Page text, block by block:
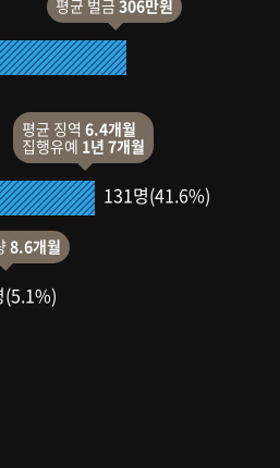
평균 벌금 306만원
평균 징역6.4개월
집행유예 1년 7개월
131명(41.6%)
8.6개월
(5.1%)